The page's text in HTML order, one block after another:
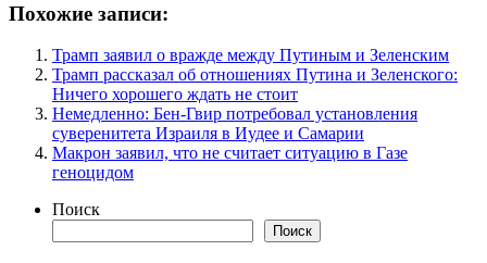
Похожие записи:
Трамп заявил о вражде между Путиным и Зеленским
Трамп рассказал об отношениях Путина и Зеленского:
Ничего хорошего ждать не стоит
Немедленно: Бен-Гвир потребовал установления
суверенитета Израиля в Иудее и Самарии
Макрон заявил, что не считает ситуацию в Газе
геноцидом
Поиск
Поиск